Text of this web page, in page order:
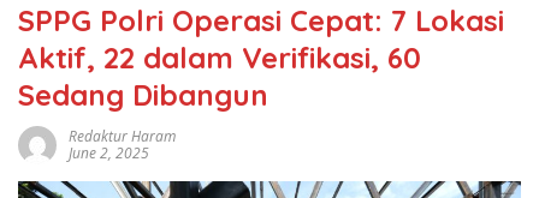
SPPG Polri Operasi Cepat: 7 Lokasi
Aktif, 22 dalam Verifikasi, 60
Sedang Dibangun
Redaktur Haram
June 2, 2025